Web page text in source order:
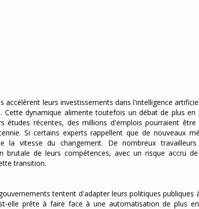
accélèrent leurs investissements dans l'intelligence
Cette dynamique alimente toutefois un débat de plus
études récentes, des millions d'emplois pourraient
Si certains experts rappellent que de nouveaux
la vitesse du changement. De nombreux
brutale de leurs compétences, avec un risque accru
transition.
tentent d'adapter leurs politiques
elle prête à faire face à une automatisation de plus